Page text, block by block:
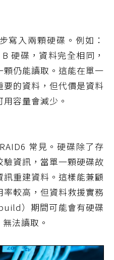
寫入兩顆硬碟。例如：
硬碟，資料完全相同，
仍能讀取。這能在單一
的資料，但代價是資料
容量會減少。
常見。硬碟除了存
資訊，當單一顆硬碟故
重建資料。這樣能兼顧
較高，但資料救援實務
）期間可能會有硬碟
法讀取。